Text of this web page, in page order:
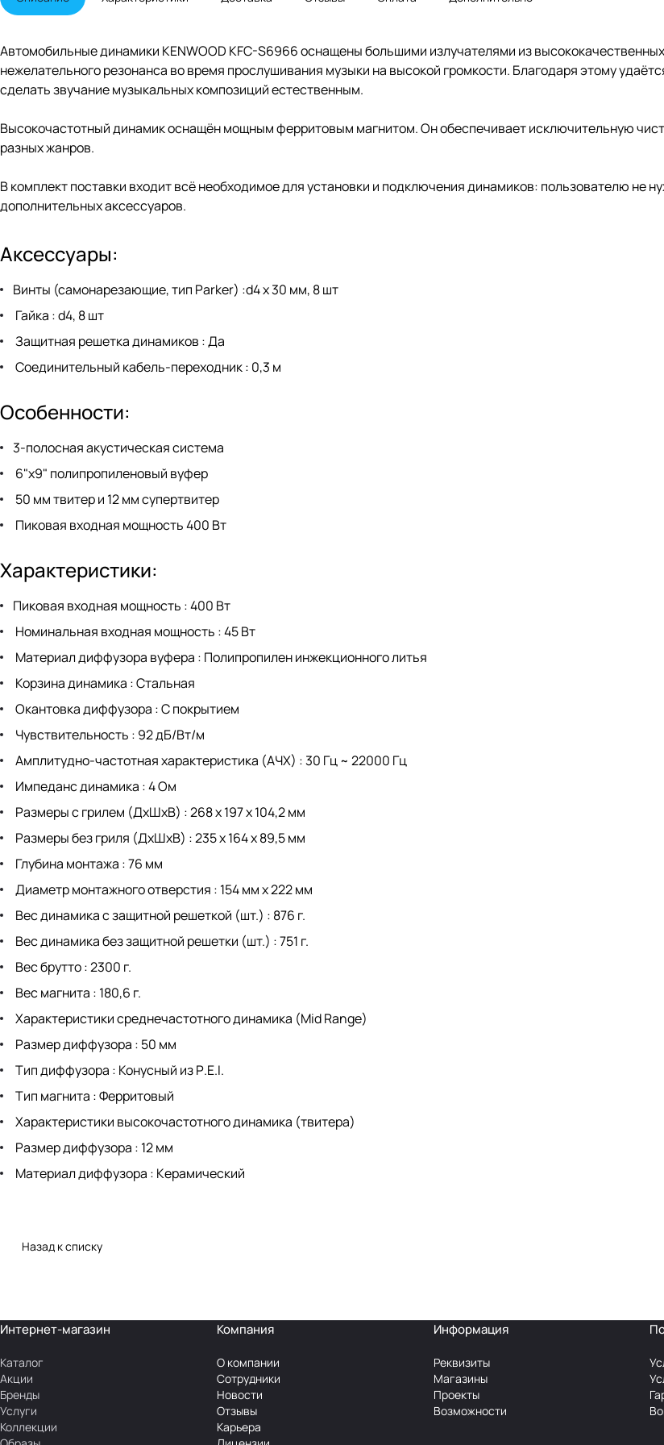
Автомобильные динамики KENWOOD KFC-S6966 оснащены большими излучателями из
нежелательного резонанса во время прослушивания музыки на высокой громкости. Благодаря этому
сделать звучание музыкальных композиций естественным.
Высокочастотный динамик оснащён мощным ферритовым магнитом. Он обеспечивает исключительную
разных жанров.
В комплект поставки входит всё необходимое для установки и подключения динамиков: пользователю не
дополнительных аксессуаров.
Аксессуары:
Винты (самонарезающие, тип Parker) :d4 x 30 мм, 8 шт
Гайка : d4, 8 шт
Защитная решетка динамиков : Да
Соединительный кабель-переходник : 0,3 м
Особенности:
3-полосная акустическая система
6"x9" полипропиленовый вуфер
50 мм твитер и 12 мм супертвитер
Пиковая входная мощность 400 Вт
Характеристики:
Пиковая входная мощность : 400 Вт
Номинальная входная мощность : 45 Вт
Материал диффузора вуфера : Полипропилен инжекционного литья
Корзина динамика : Стальная
Окантовка диффузора : С покрытием
Чувствительность : 92 дБ/Вт/м
Амплитудно-частотная характеристика (АЧХ) : 30 Гц ~ 22000 Гц
Импеданс динамика : 4 Ом
Размеры с грилем (ДxШxВ) : 268 x 197 x 104,2 мм
Размеры без гриля (ДxШxВ) : 235 x 164 x 89,5 мм
Глубина монтажа : 76 мм
Диаметр монтажного отверстия : 154 мм x 222 мм
Вес динамика с защитной решеткой (шт.) : 876 г.
Вес динамика без защитной решетки (шт.) : 751 г.
Вес брутто : 2300 г.
Вес магнита : 180,6 г.
Характеристики среднечастотного динамика (Mid Range)
Размер диффузора : 50 мм
Тип диффузора : Конусный из Р.Е.I.
Тип магнита : Ферритовый
Характеристики высокочастотного динамика (твитера)
Размер диффузора : 12 мм
Материал диффузора : Керамический
Назад к списку
Интернет-магазин
Каталог
Акции
Бренды
Услуги
Коллекции
Компания
О компании
Сотрудники
Новости
Отзывы
Карьера
Информация
Реквизиты
Магазины
Проекты
Возможности